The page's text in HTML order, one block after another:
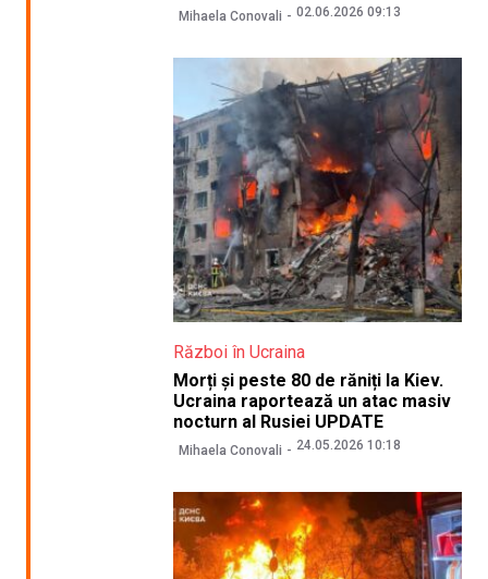
Mihaela Conovali 02.06.2026 09:13
Război în Ucraina
Morți și peste 80 de răniți la Kiev.
Ucraina raportează un atac masiv
nocturn al Rusiei UPDATE
Mihaela Conovali 24.05.2026 10:18